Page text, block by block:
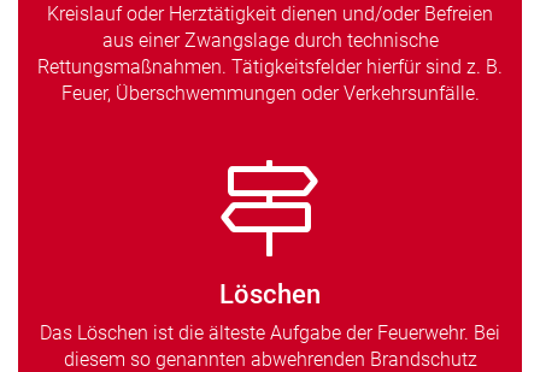
Kreislauf oder Herztätigkeit dienen und/oder Befreien
aus einer Zwangslage durch technische
Rettungsmaßnahmen. Tätigkeitsfelder hierfür sind z. B.
Feuer, Überschwemmungen oder Verkehrsunfälle.
Löschen
Das Löschen ist die älteste Aufgabe der Feuerwehr. Bei
diesem so genannten abwehrenden Brandschutz